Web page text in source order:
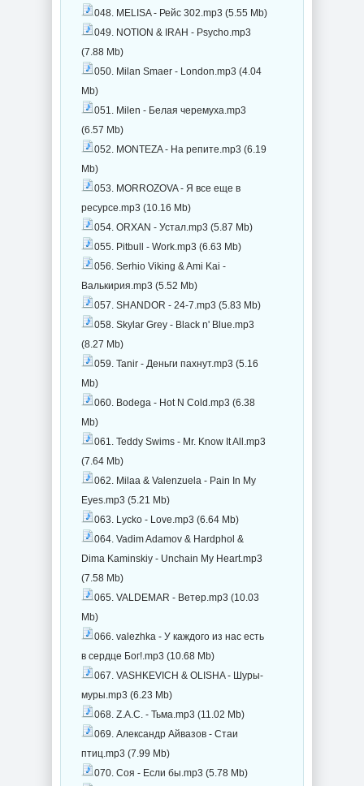
048. MELISA - Рейс 302.mp3 (5.55 Mb)
049. NOTION & IRAH - Psycho.mp3
(7.88 Mb)
050. Milan Smaer - London.mp3 (4.04
Mb)
051. Milen - Белая черемуха.mp3
(6.57 Mb)
052. MONTEZA - На репите.mp3 (6.19
Mb)
053. MORROZOVA - Я все еще в
ресурсе.mp3 (10.16 Mb)
054. ORXAN - Устал.mp3 (5.87 Mb)
055. Pitbull - Work.mp3 (6.63 Mb)
056. Serhio Viking & Ami Kai -
Валькирия.mp3 (5.52 Mb)
057. SHANDOR - 24-7.mp3 (5.83 Mb)
058. Skylar Grey - Black n' Blue.mp3
(8.27 Mb)
059. Tanir - Деньги пахнут.mp3 (5.16
Mb)
060. Bodega - Hot N Cold.mp3 (6.38
Mb)
061. Teddy Swims - Mr. Know It All.mp3
(7.64 Mb)
062. Milaa & Valenzuela - Pain In My
Eyes.mp3 (5.21 Mb)
063. Lycko - Love.mp3 (6.64 Mb)
064. Vadim Adamov & Hardphol &
Dima Kaminskiy - Unchain My Heart.mp3
(7.58 Mb)
065. VALDEMAR - Ветер.mp3 (10.03
Mb)
066. valezhka - У каждого из нас есть
в сердце Бог!.mp3 (10.68 Mb)
067. VASHKEVICH & OLISHA - Шуры-
муры.mp3 (6.23 Mb)
068. Z.A.C. - Тьма.mp3 (11.02 Mb)
069. Александр Айвазов - Стаи
птиц.mp3 (7.99 Mb)
070. Соя - Если бы.mp3 (5.78 Mb)